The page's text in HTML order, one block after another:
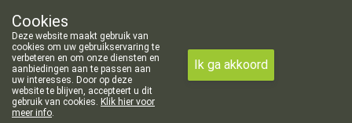
openingsuren voor de apotheek in Attenhoven: dinsdag gesloten
011/88 14 74
Cookies
Deze website maakt gebruik van
cookies om uw gebruikservaring te
verbeteren en om onze diensten en
aanbiedingen aan te passen aan
uw interesses. Door op deze
website te blijven, accepteert u dit
gebruik van cookies. Klik hier voor
meer info.
Ik ga akkoord